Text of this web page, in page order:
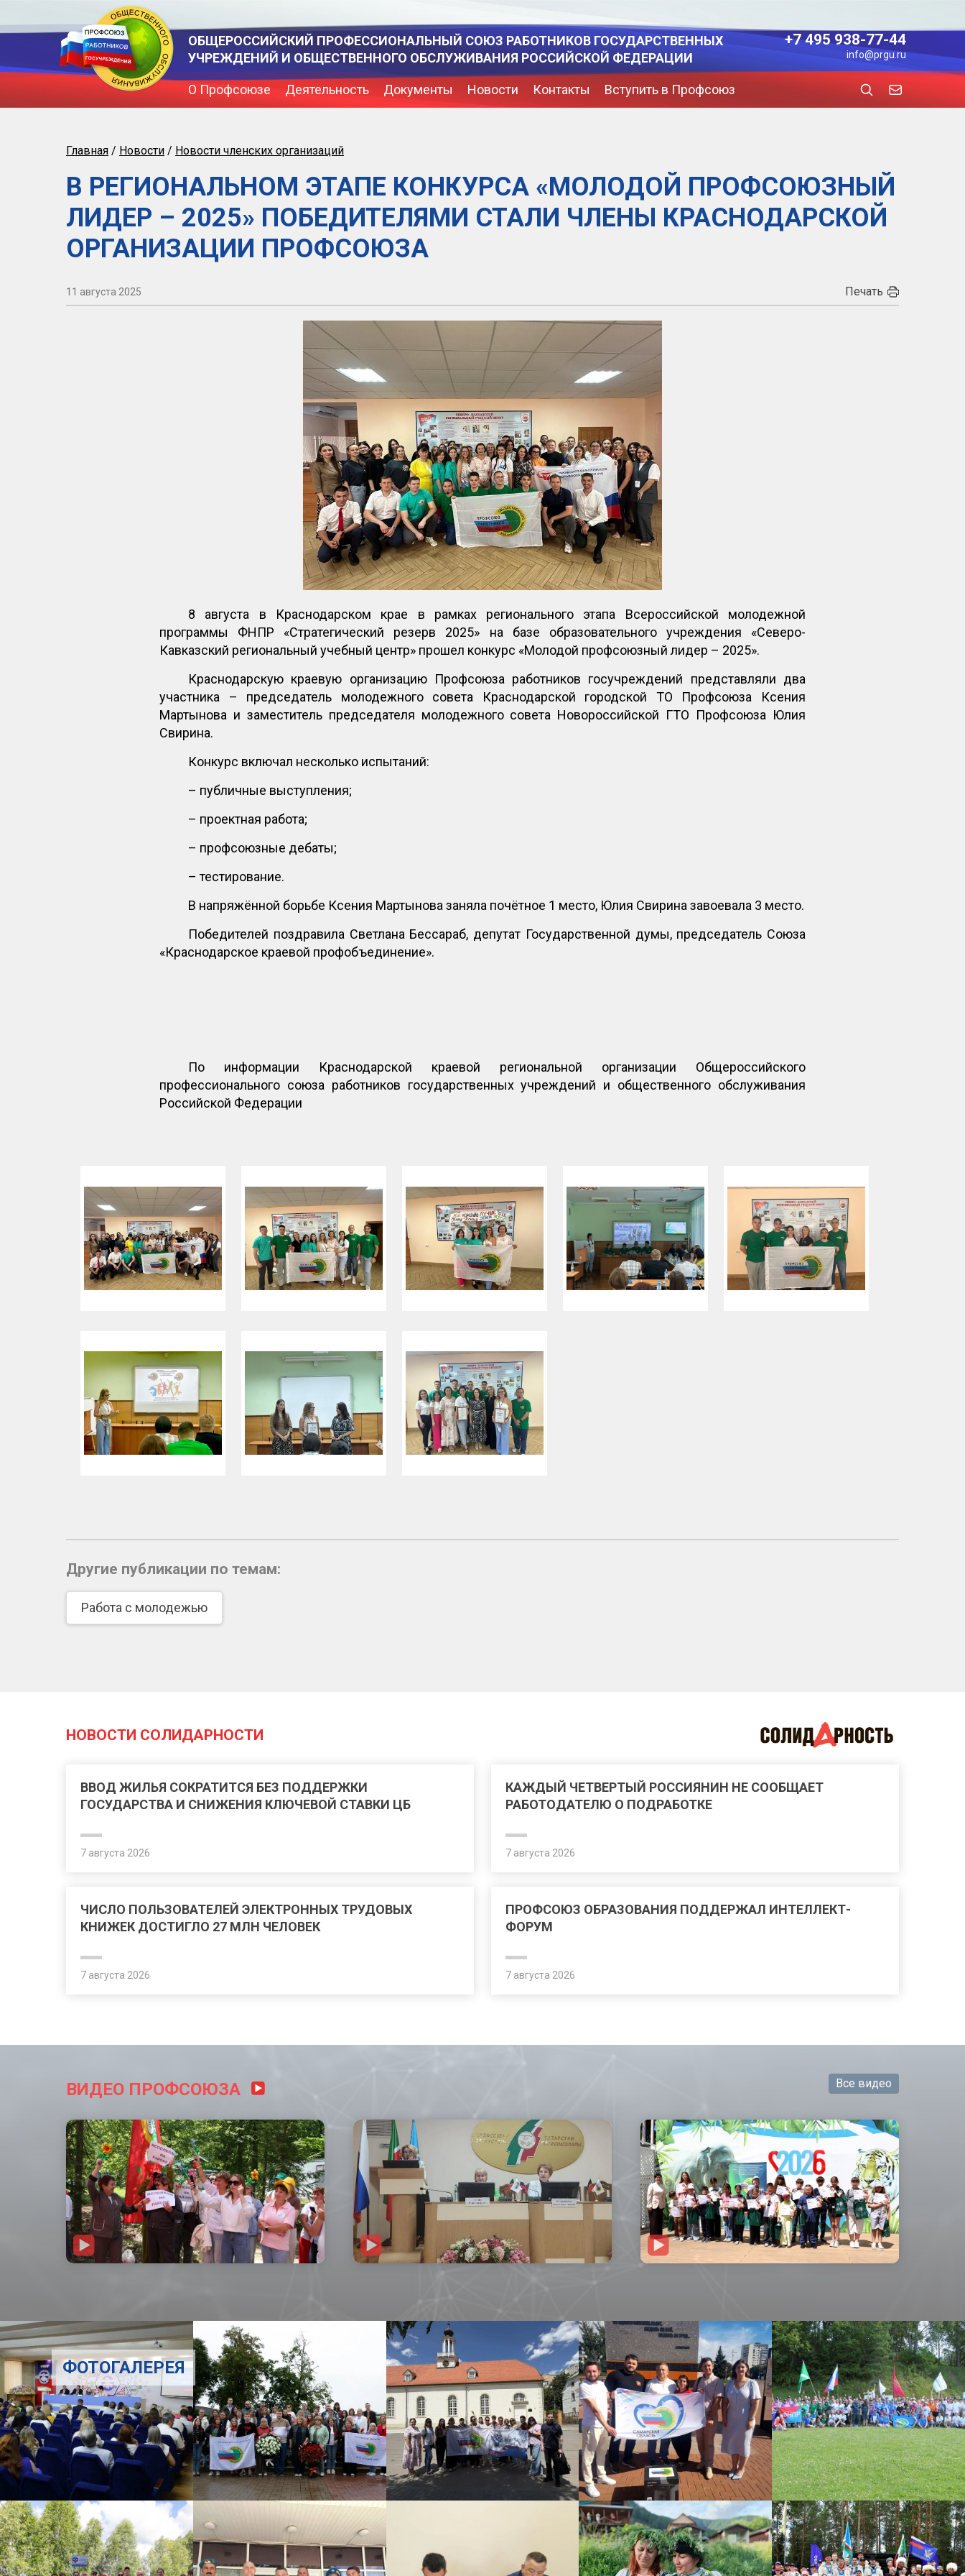
ОБЩЕРОССИЙСКИЙ ПРОФЕССИОНАЛЬНЫЙ СОЮЗ РАБОТНИКОВ ГОСУДАРСТВЕННЫХ
УЧРЕЖДЕНИЙ И ОБЩЕСТВЕННОГО ОБСЛУЖИВАНИЯ РОССИЙСКОЙ ФЕДЕРАЦИИ
+7 495 938-77-44
info@prgu.ru
О Профсоюзе Деятельность Документы Новости Контакты Вступить в Профсоюз
Главная / Новости / Новости членских организаций
В РЕГИОНАЛЬНОМ ЭТАПЕ КОНКУРСА «МОЛОДОЙ ПРОФСОЮЗНЫЙ
ЛИДЕР – 2025» ПОБЕДИТЕЛЯМИ СТАЛИ ЧЛЕНЫ КРАСНОДАРСКОЙ
ОРГАНИЗАЦИИ ПРОФСОЮЗА
11 августа 2025 Печать
8 августа в Краснодарском крае в рамках регионального этапа Всероссийской молодежной
программы ФНПР «Стратегический резерв 2025» на базе образовательного учреждения «Северо-
Кавказский региональный учебный центр» прошел конкурс «Молодой профсоюзный лидер – 2025».
Краснодарскую краевую организацию Профсоюза работников госучреждений представляли два
участника – председатель молодежного совета Краснодарской городской ТО Профсоюза Ксения
Мартынова и заместитель председателя молодежного совета Новороссийской ГТО Профсоюза Юлия
Свирина.
Конкурс включал несколько испытаний:
– публичные выступления;
– проектная работа;
– профсоюзные дебаты;
– тестирование.
В напряжённой борьбе Ксения Мартынова заняла почётное 1 место, Юлия Свирина завоевала 3 место.
Победителей поздравила Светлана Бессараб, депутат Государственной думы, председатель Союза
«Краснодарское краевой профобъединение».
По информации Краснодарской краевой региональной организации Общероссийского
профессионального союза работников государственных учреждений и общественного обслуживания
Российской Федерации
Другие публикации по темам:
Работа с молодежью
НОВОСТИ СОЛИДАРНОСТИ
ВВОД ЖИЛЬЯ СОКРАТИТСЯ БЕЗ ПОДДЕРЖКИ
ГОСУДАРСТВА И СНИЖЕНИЯ КЛЮЧЕВОЙ СТАВКИ ЦБ
7 августа 2026
КАЖДЫЙ ЧЕТВЕРТЫЙ РОССИЯНИН НЕ СООБЩАЕТ
РАБОТОДАТЕЛЮ О ПОДРАБОТКЕ
7 августа 2026
ЧИСЛО ПОЛЬЗОВАТЕЛЕЙ ЭЛЕКТРОННЫХ ТРУДОВЫХ
КНИЖЕК ДОСТИГЛО 27 МЛН ЧЕЛОВЕК
7 августа 2026
ПРОФСОЮЗ ОБРАЗОВАНИЯ ПОДДЕРЖАЛ ИНТЕЛЛЕКТ-
ФОРУМ
7 августа 2026
ВИДЕО ПРОФСОЮЗА Все видео
ФОТОГАЛЕРЕЯ